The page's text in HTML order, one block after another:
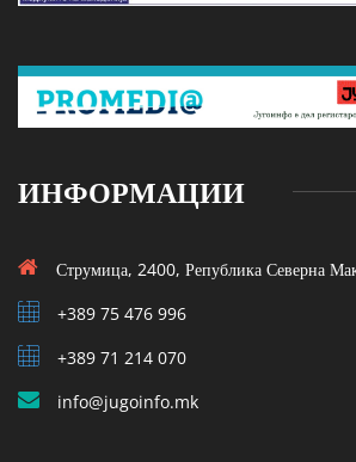
ИНФОРМАЦИИ
Струмица, 2400, Република Северна
+389 75 476 996
+389 71 214 070
info@jugoinfo.mk